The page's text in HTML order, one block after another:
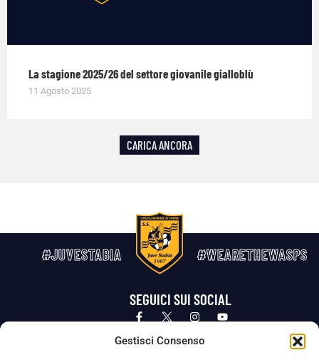
Gestisci Consenso
La stagione 2025/26 del settore giovanile gialloblù
11 Agosto 2025
CARICA ANCORA
#JUVESTABIA #WEARETHEWASPS
SEGUICI SUI SOCIAL
Privacy Policy Cookie Policy